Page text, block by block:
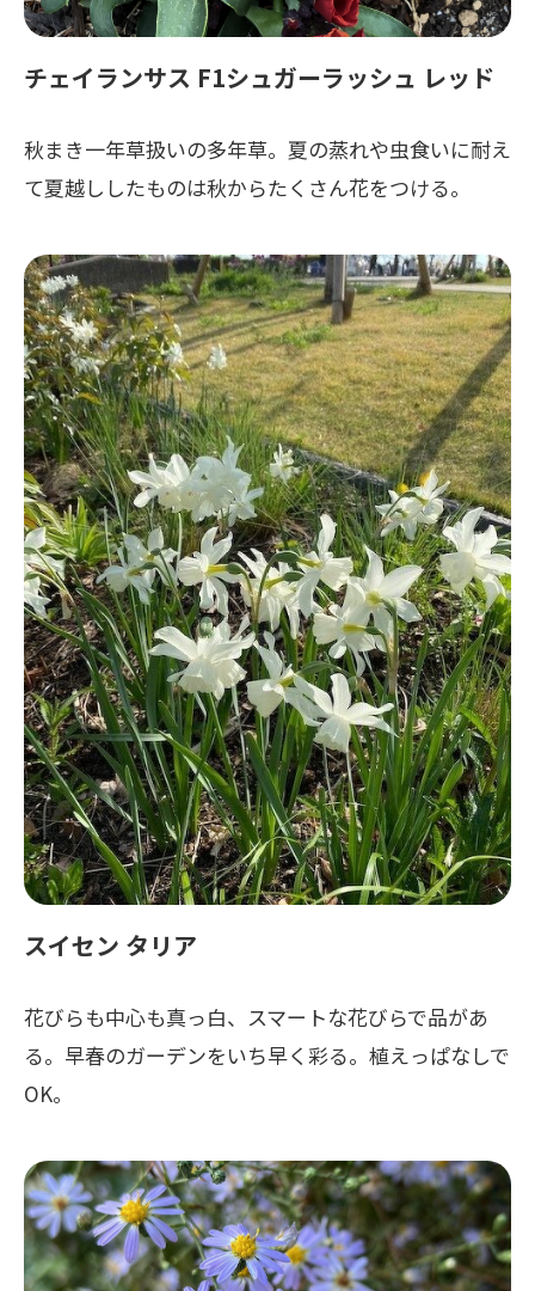
チェイランサス F1シュガーラッシュ レッド
秋まき一年草扱いの多年草。夏の蒸れや虫食いに耐え
て夏越ししたものは秋からたくさん花をつける。
スイセン タリア
花びらも中心も真っ白、スマートな花びらで品があ
る。早春のガーデンをいち早く彩る。植えっぱなしで
OK。